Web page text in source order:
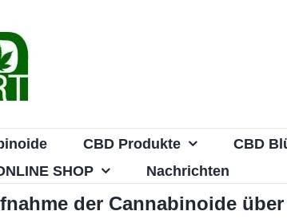
CBD Produkte CBD
SHOP Nachrichten
der Cannabinoide